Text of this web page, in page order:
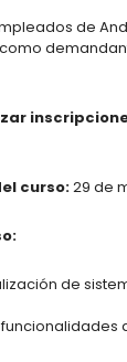
de
como
curso:29 de
de